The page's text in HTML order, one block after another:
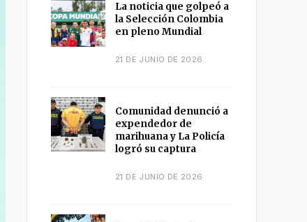
La noticia que golpeó a
la Selección Colombia
en pleno Mundial
21 DE JUNIO DE 2026
Comunidad denunció a
expendedor de
marihuana y La Policía
logró su captura
21 DE JUNIO DE 2026